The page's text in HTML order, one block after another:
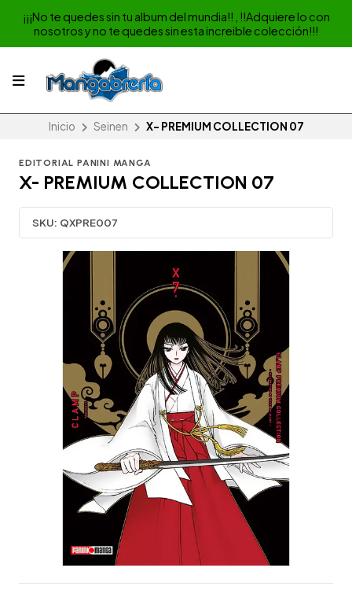
¡¡¡No te quedes sin tu album del mundia!! , !!Adquiere lo con
nosotros y no te quedes sin esta increible colección!!!
Inicio Seinen X- PREMIUM COLLECTION 07
EDITORIAL PANINI MANGA
X- PREMIUM COLLECTION 07
SKU: QXPRE007